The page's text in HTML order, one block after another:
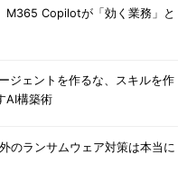
Copilotが「効く業務」と
ジェントを作るな、スキルを作
構築術
のランサムウェア対策は本当に